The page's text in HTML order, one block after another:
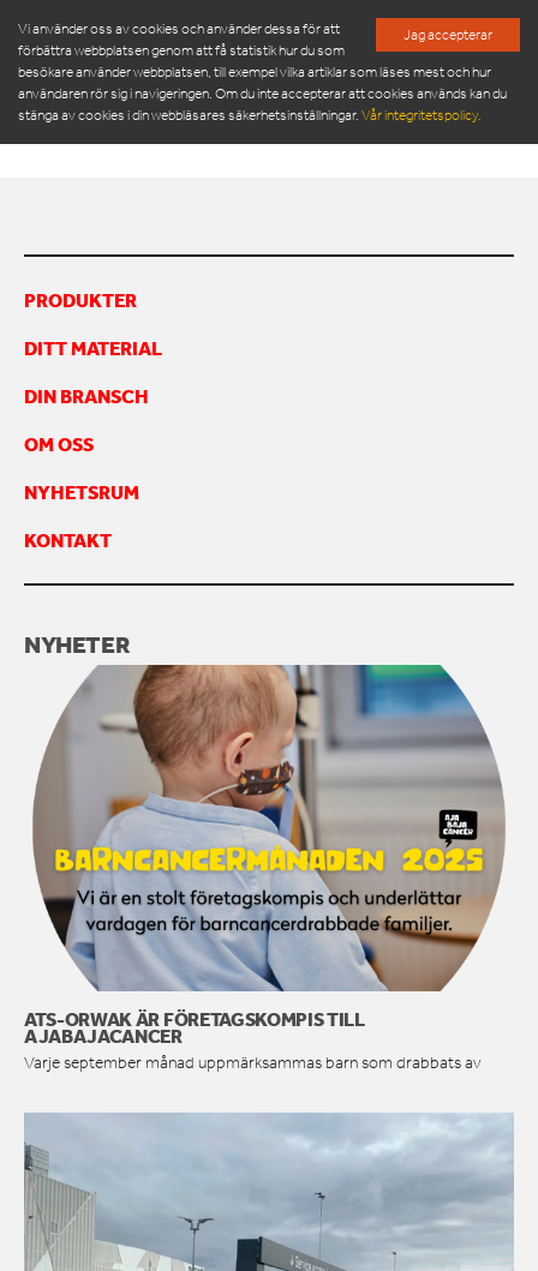
Jag accepterar
Vi använder oss av cookies och använder dessa för att
förbättra webbplatsen genom att få statistik hur du som
besökare använder webbplatsen, till exempel vilka artiklar som läses mest och hur
användaren rör sig i navigeringen. Om du inte accepterar att cookies används kan du
stänga av cookies i din webbläsares säkerhetsinställningar.Vår integritetspolicy.
SERVICE & RESERVDELAR
NYHETSRUM
OM OSS
MÖT VÅR LEDNINGSGRUPP
INSPIRATION
FINANSIERING
ARBETA HOS OSS
KONTAKTA OSS
TOM THE SCOT
PRODUKTER
DITT MATERIAL
DIN BRANSCH
OM OSS
NYHETSRUM
KONTAKT
NYHETER
ATS-ORWAK ÄR FÖRETAGSKOMPIS TILL
AJABAJACANCER
Varje september månad uppmärksammas barn som drabbats av